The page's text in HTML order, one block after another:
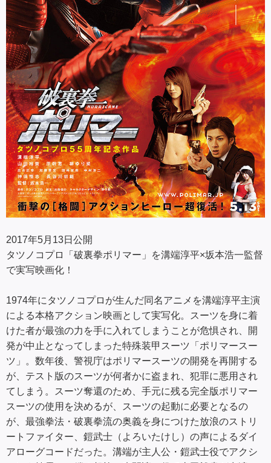
2017年5月13日公開
タツノコプロ「破裏拳ポリマー」を溝端淳平×坂本浩一監督
で実写映画化！
1974年にタツノコプロが生んだ同名アニメを溝端淳平主演
による本格アクション映画として実写化。スーツを身に着
けた者が最強の力を手に入れてしまうことが危惧され、開
発が中止となってしまった特殊装甲スーツ「ポリマースー
ツ」。数年後、警視庁はポリマースーツの開発を再開する
が、テスト版のスーツが何者かに盗まれ、犯罪に悪用され
てしまう。スーツ奪還のため、手元に残る完全版ポリマー
スーツの使用を決めるが、スーツの起動に必要となるの
が、最強拳法・破裏拳流の奥義を身につけた放浪のストリ
ートファイター、鎧武士（よろいたけし）の声によるダイ
アローグコードだった。溝端が主人公・鎧武士役でアクシ